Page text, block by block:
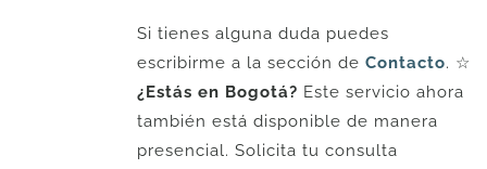
Si tienes alguna duda puedes
escribirme a la sección de Contacto. ☆
¿Estás en Bogotá? Este servicio ahora
también está disponible de manera
presencial. Solicita tu consulta